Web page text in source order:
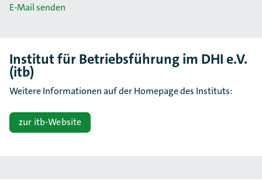
E-Mail senden
Institut für Betriebsführung im DHI e.V.
(itb)
Weitere Informationen auf der Homepage des Instituts:
zur itb-Website